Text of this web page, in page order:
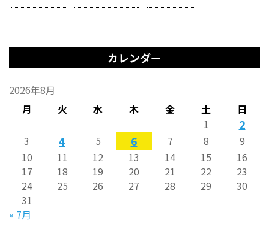
カレンダー
2026年8月
月
火 水 木 金 土 日
« 7月
1 2
3 4 5 6 7 8
9
10
11 12 13 14 15
16
17
18 19 20 21 22
23
24
25 26 27 28 29
30
31